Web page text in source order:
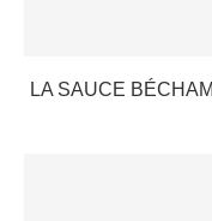
LA SAUCE